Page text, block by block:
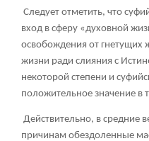
Следует отметить, что
вход в сферу «духовной
освобождения от гнетущих
жизни ради слияния с
некоторой степени и
положительное значение в
Действительно, в средние
причинам обездоленные